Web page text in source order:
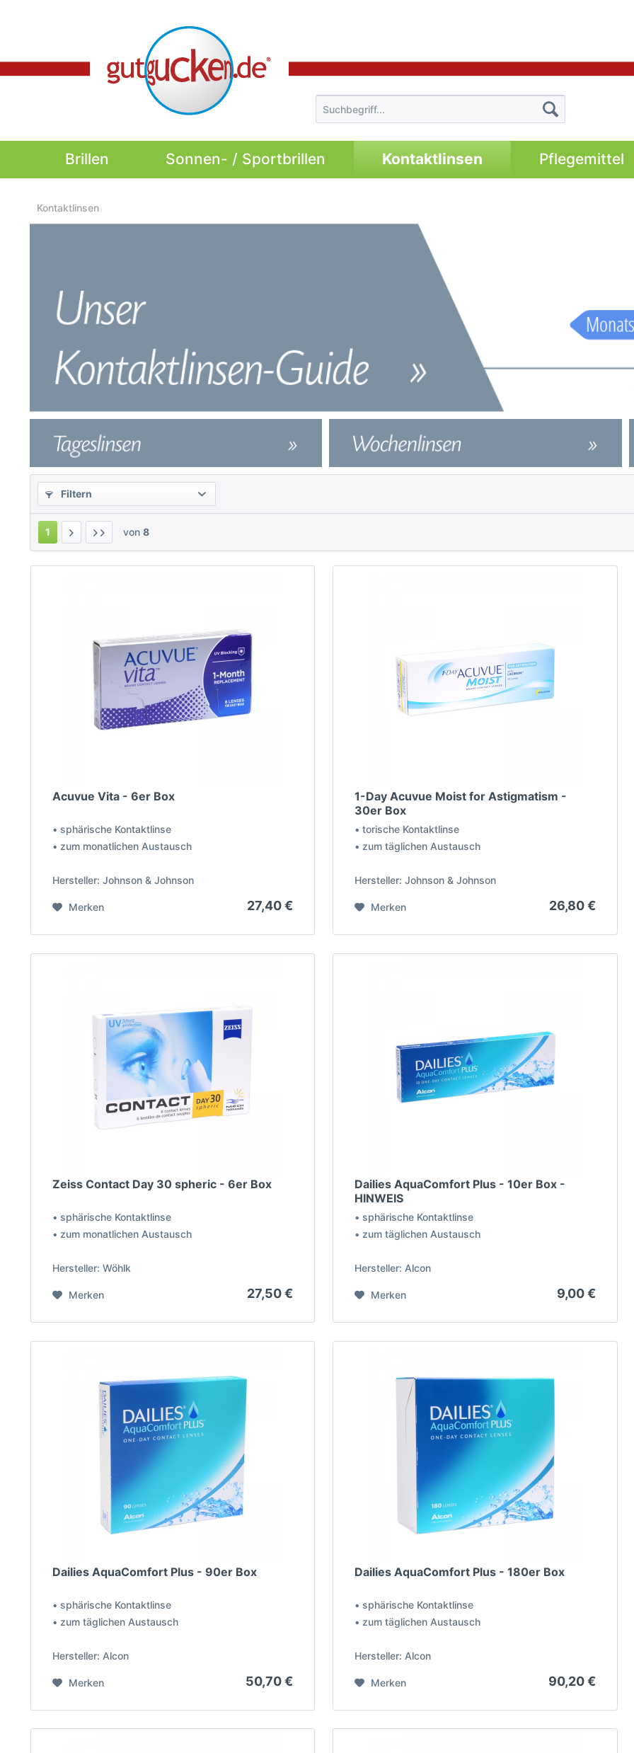
Brillen Sonnen- / Sportbrillen Kontaktlinsen Pflegemittel
Kontaktlinsen
Kontaktlinsen heute bestellen im offiziellen Shop von gutgucken.de
Filtern
1 von 8
Acuvue Vita - 6er Box
• sphärische Kontaktlinse
• zum monatlichen Austausch
Hersteller: Johnson & Johnson
27,40 €
Merken
1-Day Acuvue Moist for Astigmatism -
30er Box
• torische Kontaktlinse
• zum täglichen Austausch
Hersteller: Johnson & Johnson
26,80 €
Merken
Zeiss Contact Day 30 spheric - 6er Box
• sphärische Kontaktlinse
• zum monatlichen Austausch
Hersteller: Wöhlk
27,50 €
Merken
Dailies AquaComfort Plus - 10er Box -
HINWEIS
• sphärische Kontaktlinse
• zum täglichen Austausch
Hersteller: Alcon
9,00 €
Merken
Dailies AquaComfort Plus - 90er Box
• sphärische Kontaktlinse
• zum täglichen Austausch
Hersteller: Alcon
50,70 €
Merken
Dailies AquaComfort Plus - 180er Box
• sphärische Kontaktlinse
• zum täglichen Austausch
Hersteller: Alcon
90,20 €
Merken